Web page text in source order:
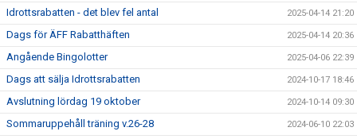
Idrottsrabatten - det blev fel antal 2025-04-14 21:20
Dags för ÄFF Rabatthäften 2025-04-14 20:36
Angående Bingolotter 2025-04-06 22:39
Dags att sälja Idrottsrabatten 2024-10-17 18:46
Avslutning lördag 19 oktober 2024-10-14 09:30
Sommaruppehåll träning v.26-28 2024-06-10 22:03